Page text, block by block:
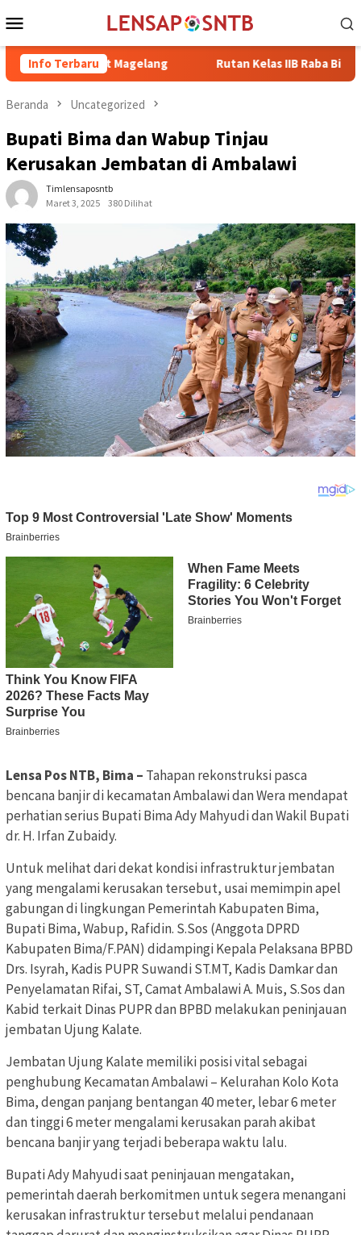
ke
Mobile
Info Terbaru
Magelang Rutan Kelas IIB Raba Bima Sambut
Beranda Uncategorized
Bupati Bima dan Wabup Tinjau
Kerusakan Jembatan di Ambalawi
Timlensaposntb
Maret 3, 2025
380 Dilihat
Lensa Pos NTB, Bima – Tahapan rekonstruksi pasca
bencana banjir di kecamatan Ambalawi dan Wera mendapat
perhatian serius Bupati Bima Ady Mahyudi dan Wakil Bupati
dr. H. Irfan Zubaidy.
Untuk melihat dari dekat kondisi infrastruktur jembatan
yang mengalami kerusakan tersebut, usai memimpin apel
gabungan di lingkungan Pemerintah Kabupaten Bima,
Bupati Bima, Wabup, Rafidin. S.Sos (Anggota DPRD
Kabupaten Bima/F.PAN) didampingi Kepala Pelaksana BPBD
Drs. Isyrah, Kadis PUPR Suwandi ST.MT, Kadis Damkar dan
Penyelamatan Rifai, ST, Camat Ambalawi A. Muis, S.Sos dan
Kabid terkait Dinas PUPR dan BPBD melakukan peninjauan
jembatan Ujung Kalate.
Jembatan Ujung Kalate memiliki posisi vital sebagai
penghubung Kecamatan Ambalawi – Kelurahan Kolo Kota
Bima, dengan panjang bentangan 40 meter, lebar 6 meter
dan tinggi 6 meter mengalami kerusakan parah akibat
bencana banjir yang terjadi beberapa waktu lalu.
Bupati Ady Mahyudi saat peninjauan mengatakan,
pemerintah daerah berkomitmen untuk segera menangani
kerusakan infrastruktur tersebut melalui pendanaan